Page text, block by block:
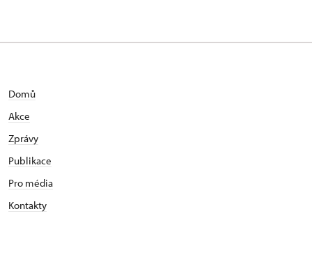
Domů
Akce
Zprávy
Publikace
Pro média
Kontakty